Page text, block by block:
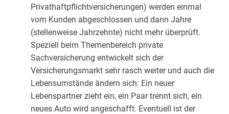
Privathaftpflichtversicherungen) werden einmal
vom Kunden abgeschlossen und dann Jahre
(stellenweise Jahrzehnte) nicht mehr überprüft.
Speziell beim Themenbereich private
Sachversicherung entwickelt sich der
Versicherungsmarkt sehr rasch weiter und auch die
Lebensumstände ändern sich: Ein neuer
Lebenspartner zieht ein, ein Paar trennt sich, ein
neues Auto wird angeschafft. Eventuell ist der